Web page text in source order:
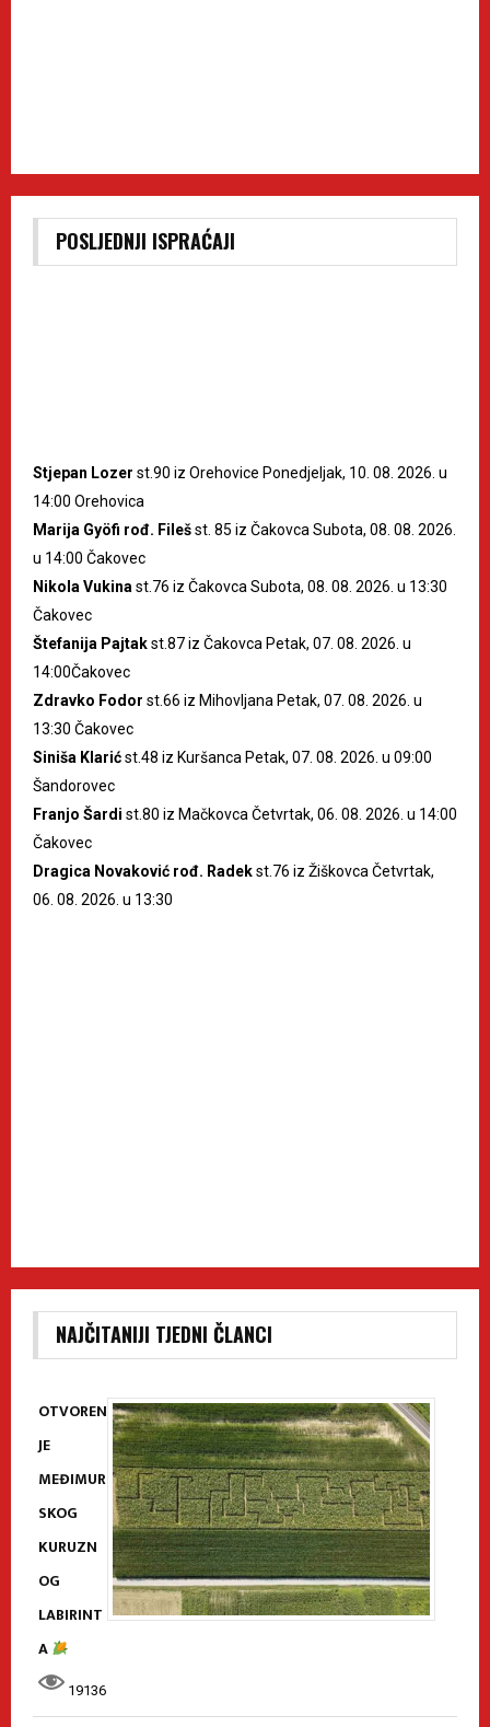
POSLJEDNJI ISPRAĆAJI
Stjepan Lozer st.90 iz Orehovice Ponedjeljak, 10. 08. 2026. u
14:00 Orehovica
Marija Gyöfi rođ. Filešst. 85 iz Čakovca Subota, 08. 08. 2026.
u 14:00 Čakovec
Nikola Vukinast.76 iz Čakovca Subota, 08. 08. 2026. u 13:30
Čakovec
Štefanija Pajtakst.87 iz Čakovca Petak, 07. 08. 2026. u
14:00Čakovec
Zdravko Fodor st.66 iz Mihovljana Petak, 07. 08. 2026. u
13:30 Čakovec
Siniša Klarićst.48 iz Kuršanca Petak, 07. 08. 2026. u 09:00
Šandorovec
Franjo Šardi st.80 iz Mačkovca Četvrtak, 06. 08. 2026. u 14:00
Čakovec
Dragica Novaković rođ. Radekst.76 iz Žiškovca Četvrtak,
06. 08. 2026. u 13:30
NAJČITANIJI TJEDNI ČLANCI
OTVOREN
JE
MEĐIMUR
SKOG
KURUZN
OG
LABIRINT
A
19136